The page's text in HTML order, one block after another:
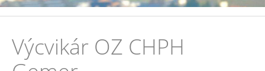
Výcvikár OZ CHPH